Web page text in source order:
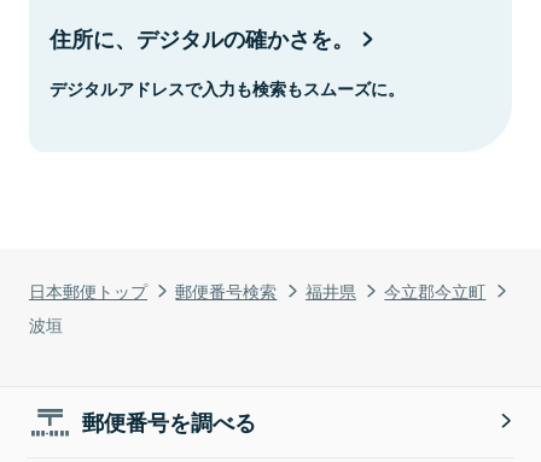
日本郵便トップ 郵便番号検索 福井県
今立郡今立町
波垣
住所に、デジタルの確かさを。
デジタルアドレスで入力も検索もスムーズに。
郵便番号を調べる